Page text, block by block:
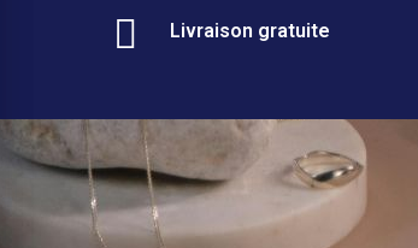
Livraison gratuite